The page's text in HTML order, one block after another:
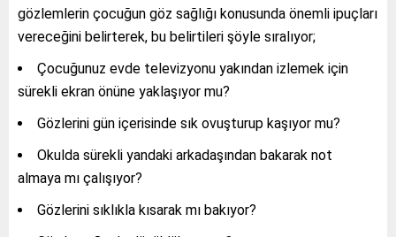
gözlemlerin çocuğun göz sağlığı konusunda önemli ipuçları
vereceğini belirterek, bu belirtileri şöyle sıralıyor;
Çocuğunuz evde televizyonu yakından izlemek için
sürekli ekran önüne yaklaşıyor mu?
Gözlerini gün içerisinde sık ovuşturup kaşıyor mu?
Okulda sürekli yandaki arkadaşından bakarak not
almaya mı çalışıyor?
Gözlerini sıklıkla kısarak mı bakıyor?